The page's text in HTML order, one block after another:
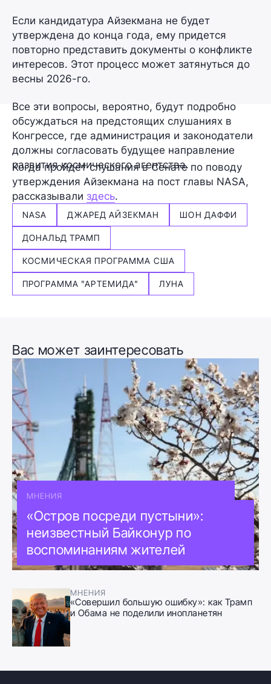
Если кандидатура Айзекмана не будет
утверждена до конца года, ему придется
повторно представить документы о конфликте
интересов. Этот процесс может затянуться до
весны 2026-го.
Все эти вопросы, вероятно, будут подробно
обсуждаться на предстоящих слушаниях в
Конгрессе, где администрация и законодатели
должны согласовать будущее направление
развития космического агентства.
Когда пройдет слушания в Сенате по поводу
утверждения Айзекмана на пост главы NASA,
рассказывали здесь.
NASA ДЖАРЕД АЙЗЕКМАН ШОН ДАФФИ
ДОНАЛЬД ТРАМП
КОСМИЧЕСКАЯ ПРОГРАММА США
ПРОГРАММА "АРТЕМИДА" ЛУНА
Вас может заинтересовать
МНЕНИЯ
«Остров посреди пустыни»:
неизвестный Байконур по
воспоминаниям жителей
МНЕНИЯ
«Совершил большую ошибку»: как Трамп
и Обама не поделили инопланетян